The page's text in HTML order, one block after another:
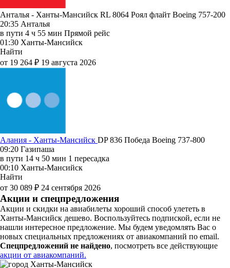
Анталья - Ханты-Мансийск RL 8064 Роял флайт Boeing 757-200
20:35 Анталья
в пути 4 ч 55 мин Прямой рейс
01:30 Ханты-Мансийск
Найти
от 19 264 ₽ 19 августа 2026
Алания - Ханты-Мансийск DP 836 Победа Boeing 737-800
09:20 Газипаша
в пути 14 ч 50 мин 1 пересадка
00:10 Ханты-Мансийск
Найти
от 30 089 ₽ 24 сентября 2026
Акции и спецпредложения
Акции и скидки на авиабилеты хороший способ улететь в
Ханты-Мансийск дешево. Воспользуйтесь подпиской, если не
нашли интересное предложение. Мы будем уведомлять Вас о
новых специальных предложениях от авиакомпаний по email.
Спецпредложений не найдено, посмотреть все действующие
акции от авиакомпаний.